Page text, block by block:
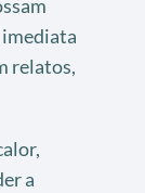
relatos,
a